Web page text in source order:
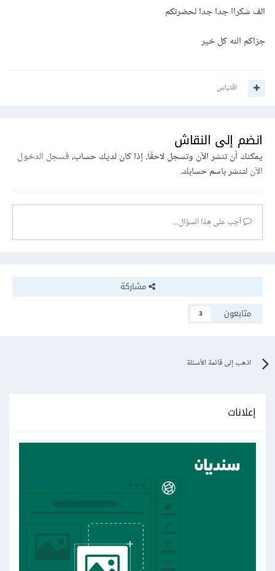
الف شكراا جدا جدا لحضرتكم
جزاكم الله كل خير
اقتباس
انضم إلى النقاش
يمكنك أن تنشر الآن وتسجل لاحقًا. إذا كان لديك حساب،فسجل الدخول
الآنلتنشر باسم حسابك.
أجب على هذا السؤال...
مشاركة
متابعون
3
اذهب إلى قائمة الأسئلة
إعلانات